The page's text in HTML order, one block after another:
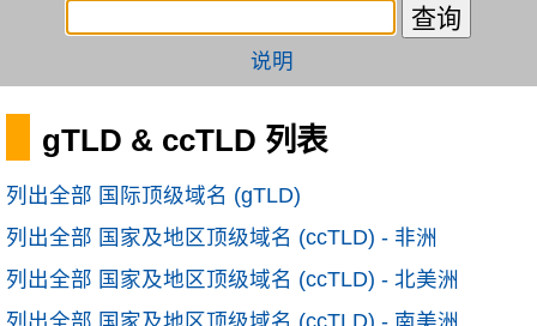
说明
gTLD & ccTLD 列表
列出全部 国际顶级域名 (gTLD)
列出全部 国家及地区顶级域名 (ccTLD) - 非洲
列出全部 国家及地区顶级域名 (ccTLD) - 北美洲
列出全部 国家及地区顶级域名 (ccTLD) - 南美洲